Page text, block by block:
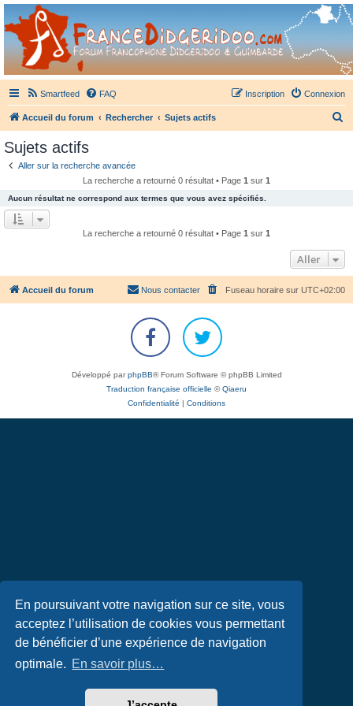
En poursuivant votre navigation sur ce site, vous
acceptez l’utilisation de cookies vous permettant
de bénéficier d’une expérience de navigation
optimale. En savoir plus…
France Didgeridoo
Didgeridoo et Guimbarde sur France Didgeridoo - retrouvez la communauté.
Smartfeed FAQ Connexion
Inscription
Accueil du forum Rechercher Sujets actifs
h
e
r
Sujets actifs
Aller sur la recherche avancée
La recherche a retourné 0 résultat • Page 1 sur 1
Aucun résultat ne correspond aux termes que vous avez spécifiés.
La recherche a retourné 0 résultat • Page 1 sur 1
Aller
Accueil du forum Fuseau horaire sur UTC+02:00
Nous contacter
Développé parphpBB® Forum Software © phpBB Limited
Traduction française officielle ©Qiaeru
Confidentialité | Conditions